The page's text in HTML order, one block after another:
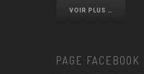
VOIR PLUS …
PAGE FACEBOOK